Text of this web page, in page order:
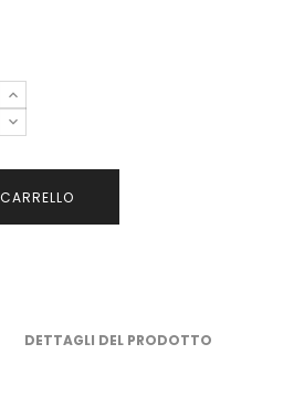
DETTAGLI DEL PRODOTTO